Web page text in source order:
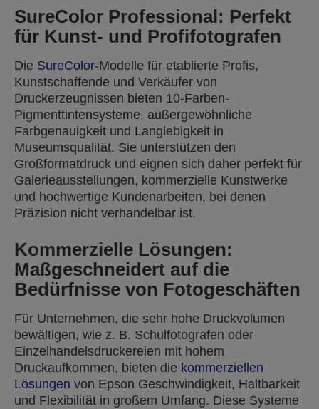
SureColor Professional: Perfekt
für Kunst- und Profifotografen
Die SureColor-Modelle für etablierte Profis,
Kunstschaffende und Verkäufer von
Druckerzeugnissen bieten 10-Farben-
Pigmenttintensysteme, außergewöhnliche
Farbgenauigkeit und Langlebigkeit in
Museumsqualität. Sie unterstützen den
Großformatdruck und eignen sich daher perfekt für
Galerieausstellungen, kommerzielle Kunstwerke
und hochwertige Kundenarbeiten, bei denen
Präzision nicht verhandelbar ist.
Kommerzielle Lösungen:
Maßgeschneidert auf die
Bedürfnisse von Fotogeschäften
Für Unternehmen, die sehr hohe Druckvolumen
bewältigen, wie z. B. Schulfotografen oder
Einzelhandelsdruckereien mit hohem
Druckaufkommen, bieten die kommerziellen
Lösungen von Epson Geschwindigkeit, Haltbarkeit
und Flexibilität in großem Umfang. Diese Systeme